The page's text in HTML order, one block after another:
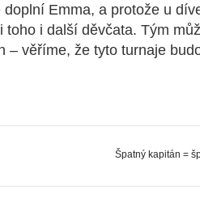
doplní Emma, a protože u
toho i další děvčata. Tým
– věříme, že tyto turnaje
Špatný kapitán =